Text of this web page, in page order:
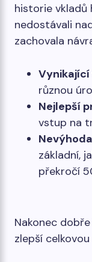
historie vkladů
nedostávali
zachovala
Vynikající
různou
Nejlepší
vstup na
základní,
překročí
Nakonec
zlepší